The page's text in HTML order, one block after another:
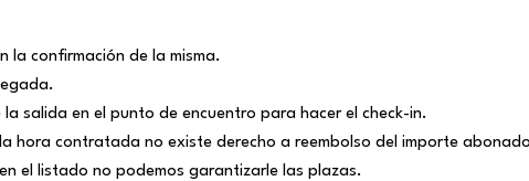
la confirmación de la misma.
salida en el punto de encuentro para hacer el check-in.
hora contratada no existe derecho a reembolso del importe
el listado no podemos garantizarle las plazas.